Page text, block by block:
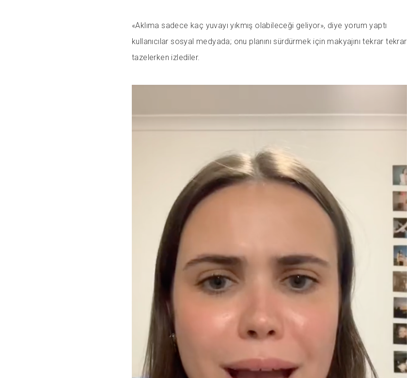
«Aklıma sadece kaç yuvayı yıkmış olabileceği geliyor», diye yorum yaptı
kullanıcılar sosyal medyada; onu planını sürdürmek için makyajını tekrar tekrar
tazelerken izlediler.